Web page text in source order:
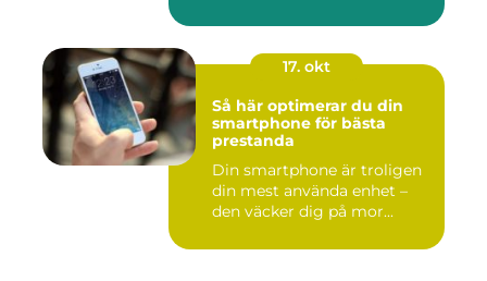
17. okt
Så här optimerar du din
smartphone för bästa
prestanda
Din smartphone är troligen
din mest använda enhet –
den väcker dig på mor...